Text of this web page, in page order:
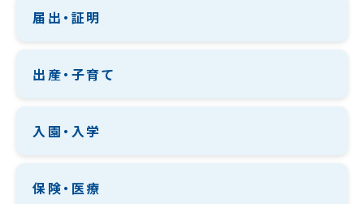
届出・証明
出産・子育て
入園・入学
保険・医療